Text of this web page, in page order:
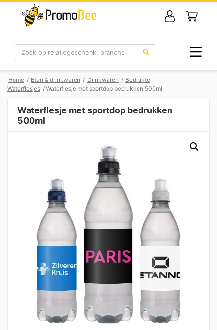
Zoek
Home / Eten & drinkwaren / Drinkwaren / Bedrukte
Waterflesjes / Waterflesje met sportdop bedrukken 500ml
Waterflesje met sportdop bedrukken
500ml